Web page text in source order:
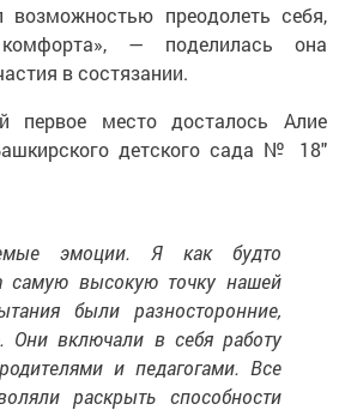
возможностью преодолеть себя,
— поделилась она
в состязании.
первое место досталось Алие
детского сада № 18″
эмоции. Я как будто
самую высокую точку нашей
были разносторонние,
Они включали в себя работу
и педагогами. Все
раскрыть способности